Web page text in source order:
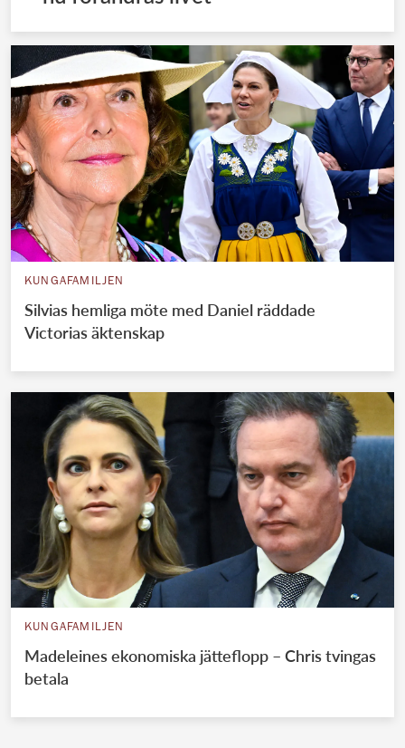
KUNGAFAMILJEN
Silvias hemliga möte med Daniel räddade
Victorias äktenskap
KUNGAFAMILJEN
Madeleines ekonomiska jätteflopp – Chris tvingas
betala